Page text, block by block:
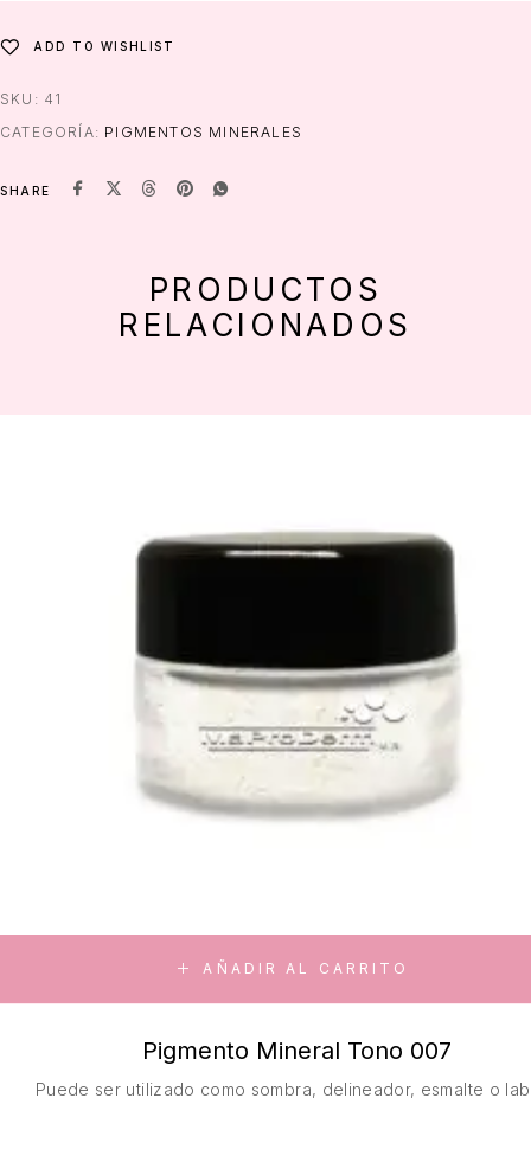
ADD TO WISHLIST
SKU: 41
CATEGORÍA: PIGMENTOS MINERALES
SHARE
PRODUCTOS
RELACIONADOS
AÑADIR AL CARRITO
Pigmento Mineral Tono 007
Puede ser utilizado como sombra, delineador, esmalte o